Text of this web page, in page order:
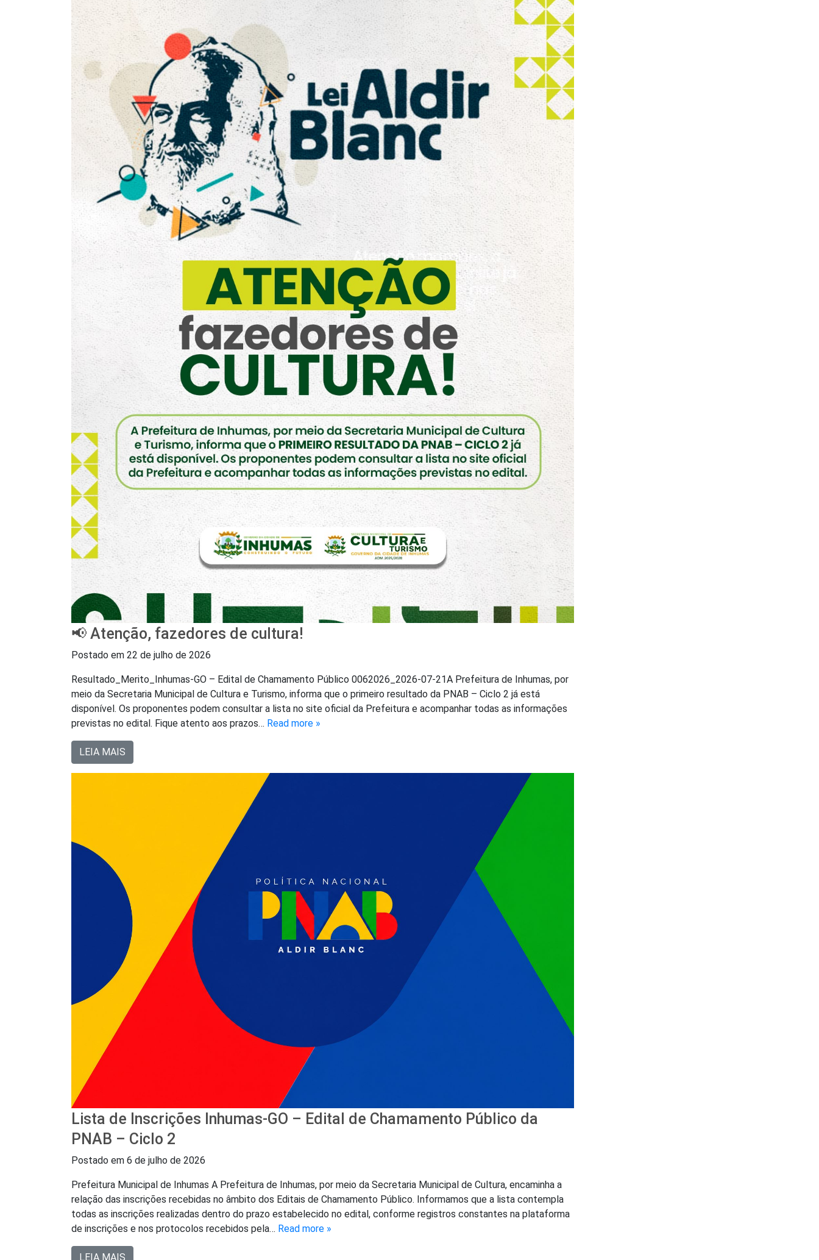
📢 Atenção, fazedores de cultura!
Postado em 22 de julho de 2026
Resultado_Merito_Inhumas-GO – Edital de Chamamento Público 0062026_2026-07-21A Prefeitura de Inhumas, por
meio da Secretaria Municipal de Cultura e Turismo, informa que o primeiro resultado da PNAB – Ciclo 2 já está
disponível. Os proponentes podem consultar a lista no site oficial da Prefeitura e acompanhar todas as informações
previstas no edital. Fique atento aos prazos… Read more »
LEIA MAIS
Lista de Inscrições Inhumas-GO – Edital de Chamamento Público da
PNAB – Ciclo 2
Postado em 6 de julho de 2026
Prefeitura Municipal de Inhumas A Prefeitura de Inhumas, por meio da Secretaria Municipal de Cultura, encaminha a
relação das inscrições recebidas no âmbito dos Editais de Chamamento Público. Informamos que a lista contempla
todas as inscrições realizadas dentro do prazo estabelecido no edital, conforme registros constantes na plataforma
de inscrições e nos protocolos recebidos pela… Read more »
LEIA MAIS